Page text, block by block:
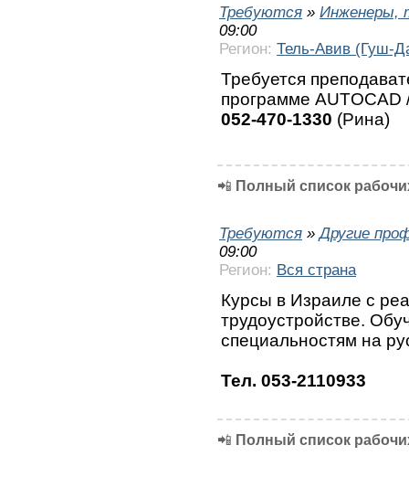
Требуются » Инженеры,
09:00
Регион: Тель-Авив (Гуш-
Требуется
программе
052-470-1330 (Рина)
📲 Полный список
Требуются »Другие
09:00
Регион: Вся страна
Курсы в Израиле с
трудоустройстве.
специальностям на
Тел. 053-2110933
📲 Полный список